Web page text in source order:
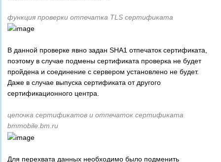
функция проверки отпечатка TLS сертификата
В данной проверке явно задан SHA1 отпечаток сертификата,
поэтому в случае подмены сертификата проверка не будет
пройдена и соединение с сервером установлено не будет.
Даже в случае выпуска сертификата от другого
сертификационного центра.
цепочка сертификатов и отпечаток сертификата
bmmobile.bm.ru
Для перехвата данных необходимо было подменить